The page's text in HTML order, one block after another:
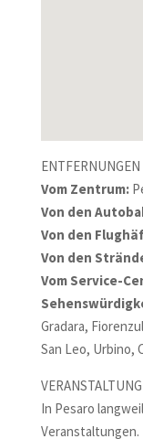
ENTFERNUNGEN
Vom Zentrum:
Von den
Von den
Von den
Vom Service-
Gradara,
San Leo, Urbino,
In Pesaro
Veranstaltungen.